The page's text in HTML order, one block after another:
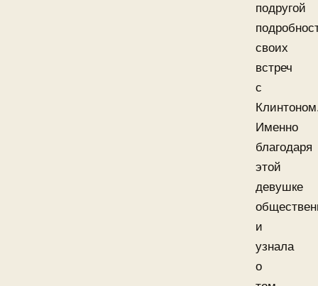
подругой
своих
встреч
с
Именно
благодаря
этой
девушке
и
узнала
о